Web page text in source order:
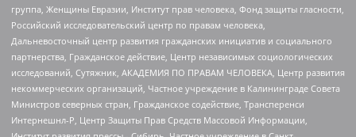
группа, Женщины Евразии, Институт прав человека, Фонд защиты гласности,
Российский исследовательский центр по правам человека,
Дальневосточный центр развития гражданских инициатив и социального
партнерства, Гражданское действие, Центр независимых социологических
исследований, Сутяжник, АКАДЕМИЯ ПО ПРАВАМ ЧЕЛОВЕКА, Центр развития
некоммерческих организаций, Частное учреждение в Калининграде Совета
Министров северных стран, Гражданское содействие, Трансперенси
Интернешнл-Р, Центр Защиты Прав Средств Массовой Информации,